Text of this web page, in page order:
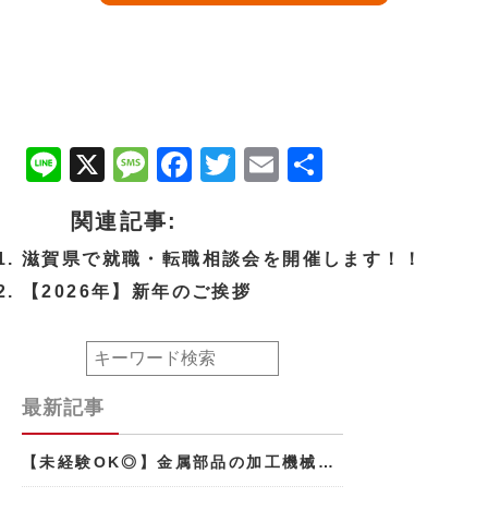
Line
X Message
Facebook
Twitter
Email
関連記事:
滋賀県で就職・転職相談会を開催します！！
【2026年】新年のご挨拶
最新記事
【未経験OK◎】金属部品の加工機械…